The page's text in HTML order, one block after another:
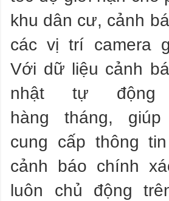
khu dân cư, cảnh
các vị trí camera
Với dữ liệu cảnh
nhật tự
hàng tháng,
cung cấp thông
cảnh báo chính
luôn chủ động